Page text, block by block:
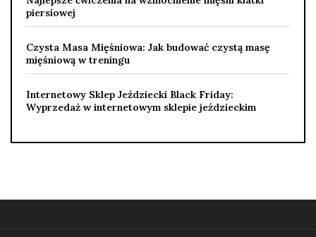
piersiowej
Czysta Masa Mięśniowa: Jak budować czystą masę
mięśniową w treningu
Internetowy Sklep Jeździecki Black Friday:
Wyprzedaż w internetowym sklepie jeździeckim